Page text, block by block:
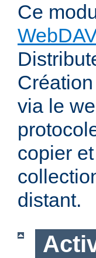
Ce
via le
copier
distant.